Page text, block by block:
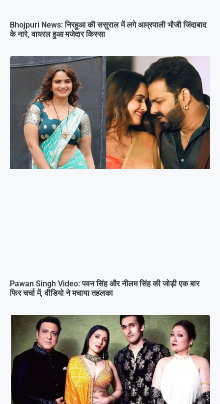
Bhojpuri News: निरहुआ की ससुराल में लगे आम्रपाली भौजी जिंदाबाद
के नारे, वायरल हुआ मजेदार किस्सा
Pawan Singh Video: पवन सिंह और नीलम सिंह की जोड़ी एक बार
फिर चर्चा में, वीडियो ने मचाया तहलका